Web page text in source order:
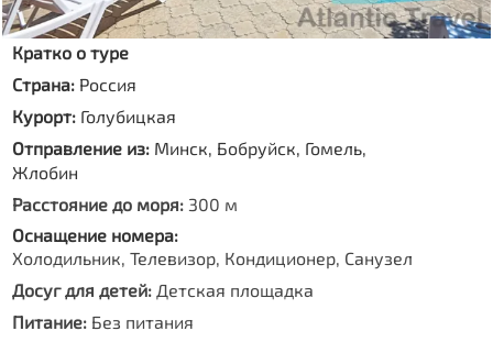
Кратко о туре
Страна: Россия
Курорт: Голубицкая
Отправление из: Минск, Бобруйск, Гомель,
Жлобин
Расстояние до моря: 300 м
Оснащение номера:
Холодильник, Телевизор, Кондиционер, Санузел
Досуг для детей: Детская площадка
Питание: Без питания